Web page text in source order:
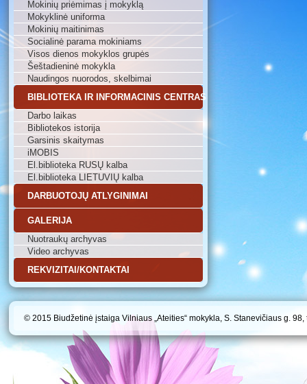
Mokinių priėmimas į mokyklą
Mokyklinė uniforma
Mokinių maitinimas
Socialinė parama mokiniams
Visos dienos mokyklos grupės
Šeštadieninė mokykla
Naudingos nuorodos, skelbimai
BIBLIOTEKA IR INFORMACINIS CENTRAS
Darbo laikas
Bibliotekos istorija
Garsinis skaitymas
iMOBIS
El.biblioteka RUSŲ kalba
El.biblioteka LIETUVIŲ kalba
DARBUOTOJŲ ATLYGINIMAI
GALERIJA
Nuotraukų archyvas
Video archyvas
REKVIZITAI/KONTAKTAI
© 2015 Biudžetinė įstaiga Vilniaus „Ateities“ mokykla, S. Stanevičiaus g.